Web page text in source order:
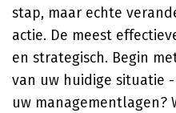
stap, maar echte
actie. De meest
en strategisch. Begin
van uw huidige situatie
uw